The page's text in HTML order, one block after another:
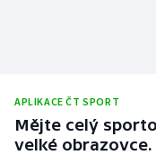
APLIKACE ČT SPORT
Mějte celý
velké obrazovce.